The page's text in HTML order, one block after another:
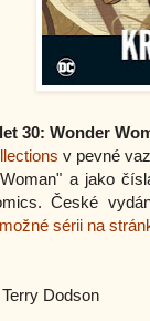
30: Wonder
v pevné
a jako
České
sérii na
Dodson